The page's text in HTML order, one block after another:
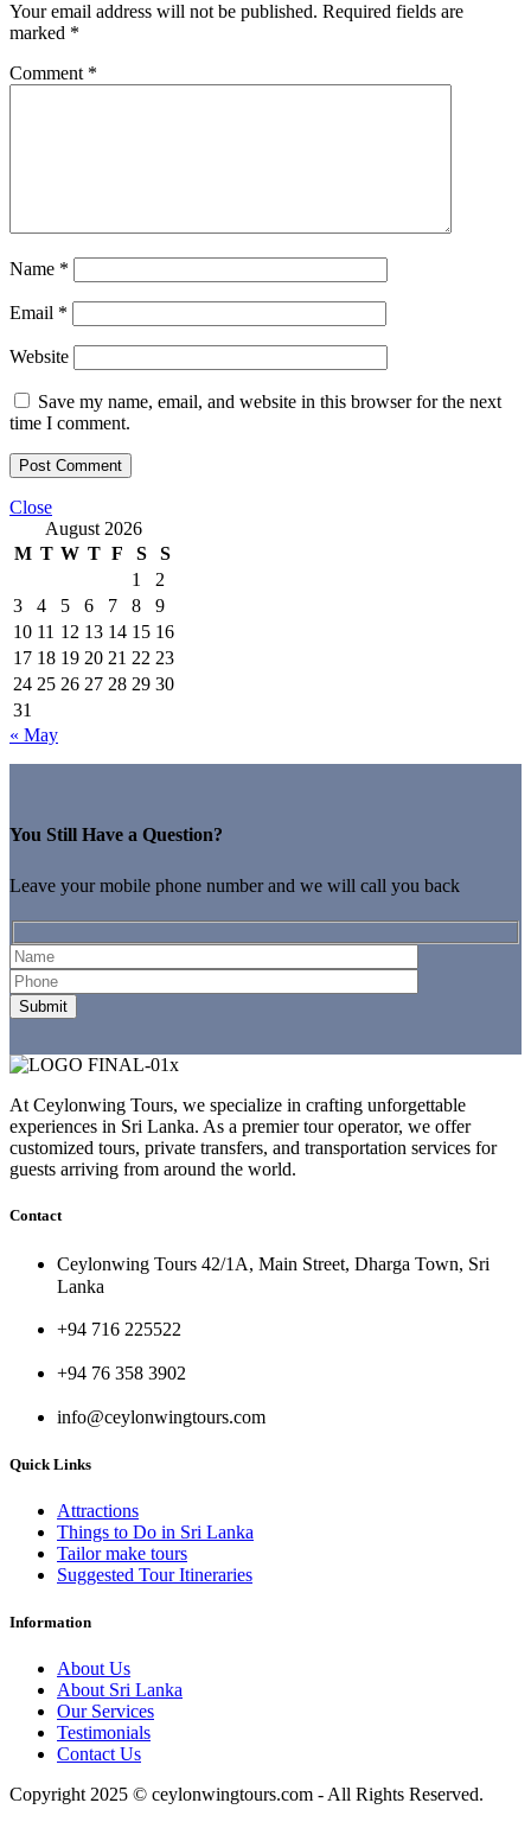
Your email address will not be published. Required fields are
marked *
Comment *
Name *
Email *
Website
Save my name, email, and website in this browser for the next
time I comment.
Close
August 2026
M T W T F S
S
1
2
3
4 5 6 7 8
9
10 11 12 13 14 15 16
17 18 19 20 21 22 23
24 25 26 27 28 29 30
31
« May
You Still Have a Question?
Leave your mobile phone number and we will call you back
At Ceylonwing Tours, we specialize in crafting unforgettable
experiences in Sri Lanka. As a premier tour operator, we offer
customized tours, private transfers, and transportation services for
guests arriving from around the world.
Contact
Ceylonwing Tours 42/1A, Main Street, Dharga Town, Sri
Lanka
+94 716 225522
+94 76 358 3902
info@ceylonwingtours.com
Quick Links
Attractions
Things to Do in Sri Lanka
Tailor make tours
Suggested Tour Itineraries
Information
About Us
About Sri Lanka
Our Services
Testimonials
Contact Us
Copyright 2025 © ceylonwingtours.com - All Rights Reserved.